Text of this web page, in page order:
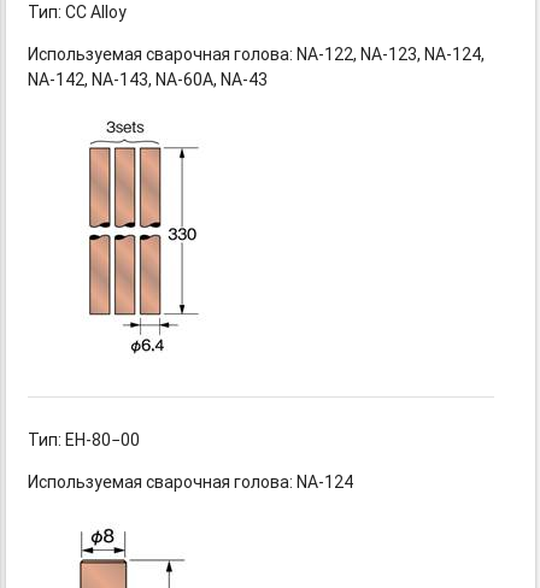
Тип: CC Alloy
Используемая сварочнаяголова: NA-122, NA-123, NA-124,
NA-142, NA-143, NA-60A, NA-43
Тип: ЕН-80−00
Используемая сварочная голова: NA-124